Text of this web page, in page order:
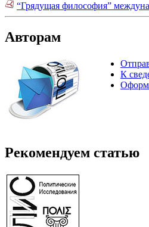
“Грядущая философия”
Авторам
К
Рекомендуем статью